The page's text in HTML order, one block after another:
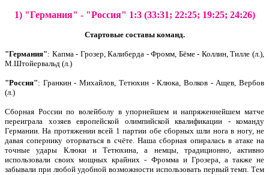
1) "Германия" - "Россия" 1:3 (33:31; 22:25; 19:25; 24:26)
Стартовые составы команд.
"Германия": Капма - Грозер, Калиберда - Фромм, Бёме - Коллин, Тилле (л.),
М.Штойервальд (л.)
"Россия": Гранкин - Михайлов, Тетюхин - Клюка, Волков - Ащев, Вербов
(л.)
Сборная России по волейболу в упорнейшем и напряженнейшем матче
переиграла хозяев европейской олимпийской квалификации - команду
Германии. На протяжении всей 1 партии обе сборных шли нога в ногу, не
давая сопернику оторваться в счёте. Наша сборная опиралась в атаке на
точные удары Клюки и Тетюхина, а немцы, традиционно, активно
использовали своих мощных крайних - Фромма и Грозера, а также не
забывали при любой удобной возможности использовать первый темп. Тем